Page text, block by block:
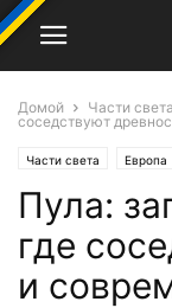
Домой Части света
соседствуют
Части света Европа
Пула:
где
и